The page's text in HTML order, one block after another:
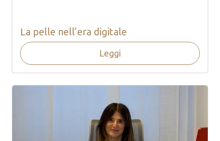
La pelle nell’era digitale
Leggi